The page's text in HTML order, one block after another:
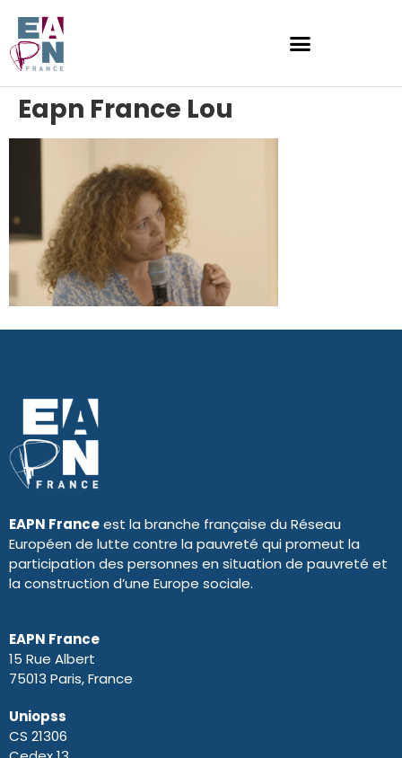
Eapn France Lou
EAPN Franceest la branche française du Réseau
Européen de lutte contre la pauvreté qui promeut la
participation des personnes en situation de pauvreté et
la construction d’une Europe sociale.
EAPN France
15 Rue Albert
75013 Paris, France
Uniopss
CS 21306